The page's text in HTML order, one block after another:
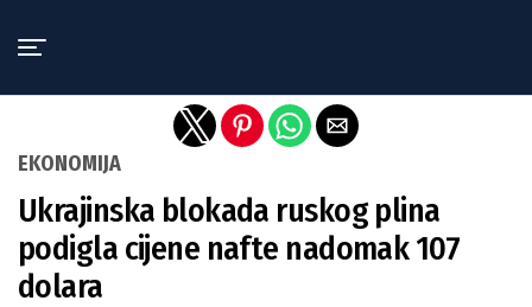
EKONOMIJA
Ukrajinska blokada ruskog plina
podigla cijene nafte nadomak 107
dolara